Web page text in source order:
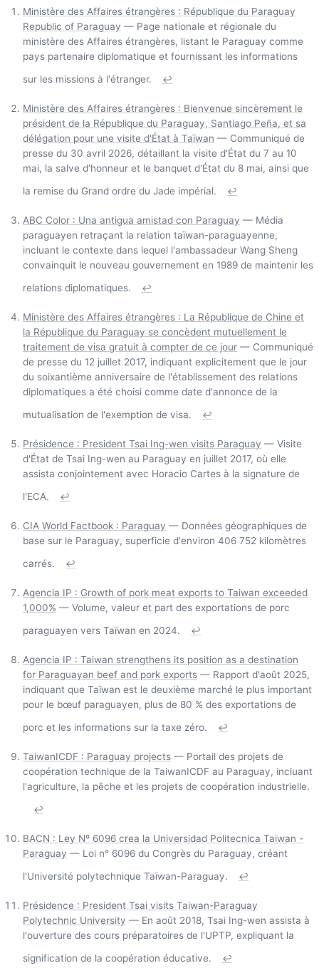
Ministère des Affaires étrangères : République du Paraguay
Republic of Paraguay — Page nationale et régionale du
ministère des Affaires étrangères, listant le Paraguay comme
pays partenaire diplomatique et fournissant les informations
sur les missions à l'étranger.
↩
Ministère des Affaires étrangères : Bienvenue sincèrement le
président de la République du Paraguay, Santiago Peña, et sa
délégation pour une visite d'État à Taïwan — Communiqué de
presse du 30 avril 2026, détaillant la visite d'État du 7 au 10
mai, la salve d'honneur et le banquet d'État du 8 mai, ainsi que
la remise du Grand ordre du Jade impérial.
↩
ABC Color : Una antigua amistad con Paraguay — Média
paraguayen retraçant la relation taïwan-paraguayenne,
incluant le contexte dans lequel l'ambassadeur Wang Sheng
convainquit le nouveau gouvernement en 1989 de maintenir les
relations diplomatiques.
↩
Ministère des Affaires étrangères : La République de Chine et
la République du Paraguay se concèdent mutuellement le
traitement de visa gratuit à compter de ce jour — Communiqué
de presse du 12 juillet 2017, indiquant explicitement que le jour
du soixantième anniversaire de l'établissement des relations
diplomatiques a été choisi comme date d'annonce de la
mutualisation de l'exemption de visa.
↩
Présidence : President Tsai Ing-wen visits Paraguay — Visite
d'État de Tsai Ing-wen au Paraguay en juillet 2017, où elle
assista conjointement avec Horacio Cartes à la signature de
l'ECA.
↩
CIA World Factbook : Paraguay — Données géographiques de
base sur le Paraguay, superficie d'environ 406 752 kilomètres
carrés.
↩
Agencia IP : Growth of pork meat exports to Taiwan exceeded
1,000% — Volume, valeur et part des exportations de porc
paraguayen vers Taïwan en 2024.
↩
Agencia IP : Taiwan strengthens its position as a destination
for Paraguayan beef and pork exports — Rapport d'août 2025,
indiquant que Taïwan est le deuxième marché le plus important
pour le bœuf paraguayen, plus de 80 % des exportations de
porc et les informations sur la taxe zéro.
↩
TaiwanICDF : Paraguay projects — Portail des projets de
coopération technique de la TaiwanICDF au Paraguay, incluant
l'agriculture, la pêche et les projets de coopération industrielle.
↩
BACN : Ley Nº 6096 crea la Universidad Politecnica Taiwan -
Paraguay — Loi n° 6096 du Congrès du Paraguay, créant
l'Université polytechnique Taïwan-Paraguay.
↩
Présidence : President Tsai visits Taiwan-Paraguay
Polytechnic University — En août 2018, Tsai Ing-wen assista à
l'ouverture des cours préparatoires de l'UPTP, expliquant la
signification de la coopération éducative.
↩